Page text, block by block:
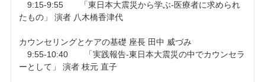
9:15-9:55 「東日本大震災から学ぶ-医療者に求められ
たもの」 演者 八木橋香津代
カウンセリングとケアの基礎 座長 田中 威づみ
9:55-10:40 「実践報告-東日本大震災の中でカウンセラ
ーとして」 演者 枝元 直子